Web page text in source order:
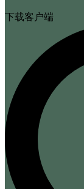
下载客户端